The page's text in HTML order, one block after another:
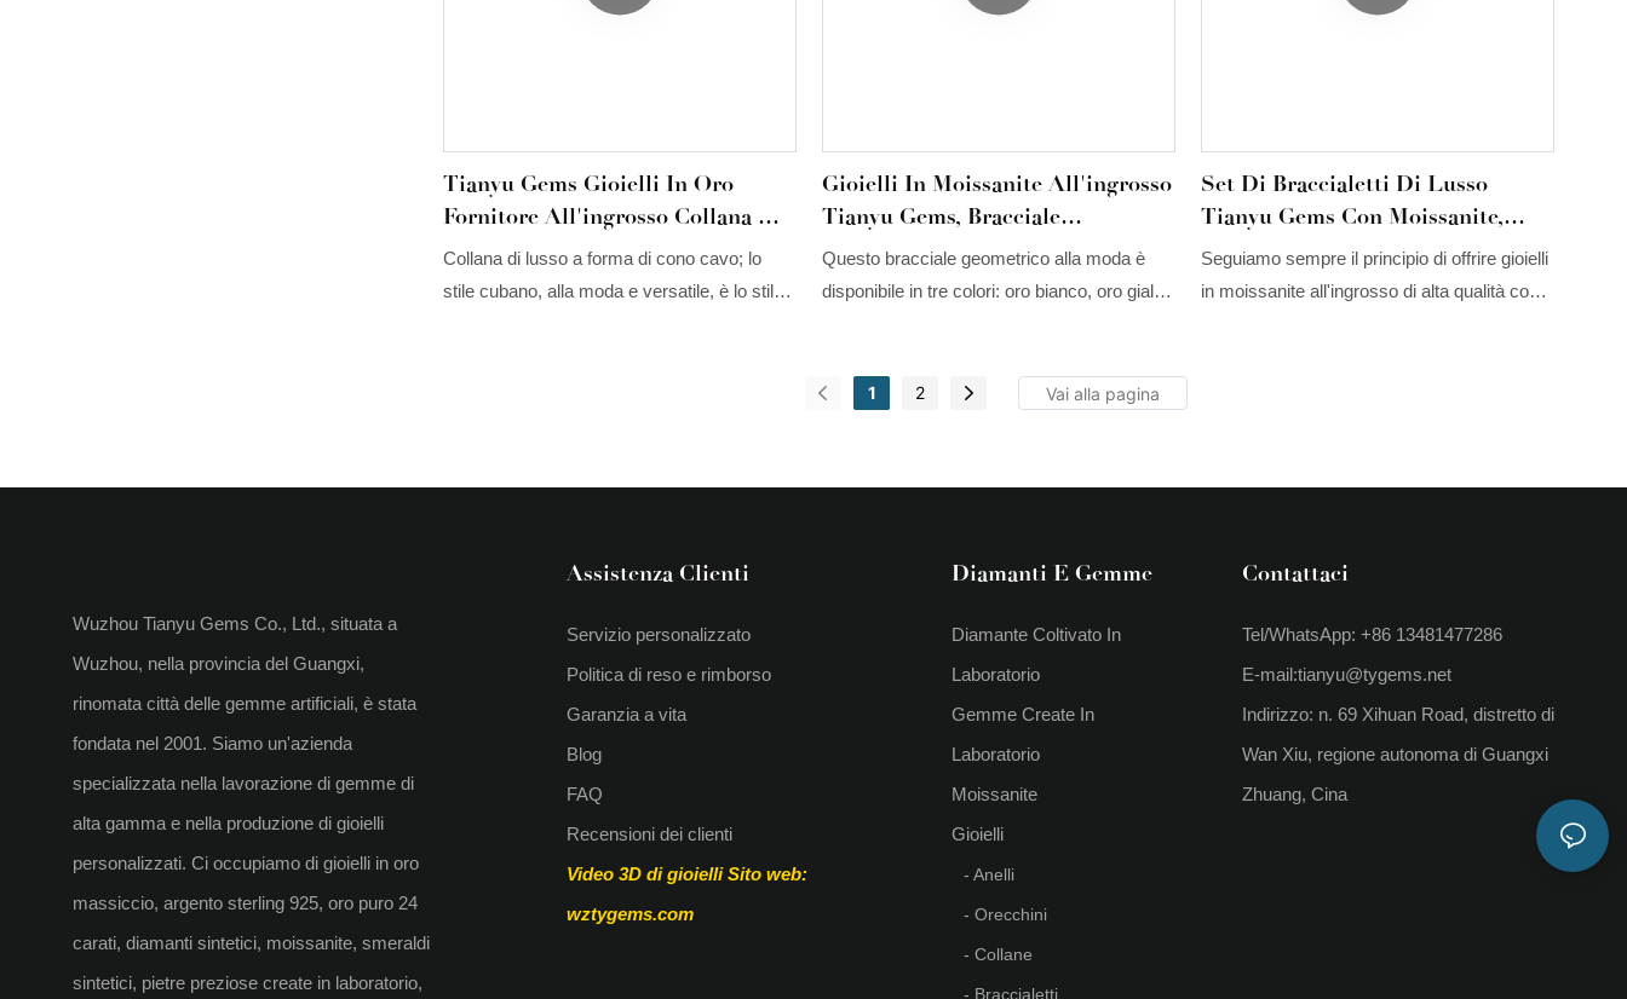
Tianyu Gems Gioielli In Oro
Fornitore All'ingrosso Collana Di
Lusso A Cono Stile Cubano
Gioielli In Moissanite All'ingrosso
Collana di lusso a forma di cono cavo; lo
stile cubano, alla moda e versatile, è lo stile
Gioielli In Moissanite All'ingrosso
Tianyu Gems, Bracciale
Geometrico In Moissanite E
Diamanti In Argento 925.
Questo bracciale geometrico alla moda è
disponibile in tre colori: oro bianco, oro giallo
diamanti è ampiamente offerto nel settore
Set Di Braccialetti Di Lusso
Tianyu Gems Con Moissanite,
Diamanti Gialli E Bianchi,
Bracciale Interamente Tempestato
Seguiamo sempre il principio di offrire gioielli
in moissanite all'ingrosso di alta qualità con
1 2
Wuzhou Tianyu Gems Co., Ltd., situata a
Wuzhou, nella provincia del Guangxi,
rinomata città delle gemme artificiali, è stata
fondata nel 2001. Siamo un'azienda
specializzata nella lavorazione di gemme di
alta gamma e nella produzione di gioielli
personalizzati. Ci occupiamo di gioielli in oro
massiccio, argento sterling 925, oro puro 24
carati, diamanti sintetici, moissanite, smeraldi
sintetici, pietre preziose create in laboratorio,
Assistenza Clienti
Servizio personalizzato
Politica di reso e rimborso
Garanzia a vita
Blog
FAQ
Recensioni dei clienti
Video 3D di gioielli Sito web:
wztygems.com
Diamanti E Gemme
Diamante Coltivato In
Laboratorio
Gemme Create In
Laboratorio
Moissanite
Gioielli
- Anelli
- Orecchini
- Collane
- Braccialetti
Contattaci
Tel/WhatsApp: +86 13481477286
E-mail:tianyu@tygems.net
Indirizzo: n. 69 Xihuan Road, distretto di
Wan Xiu, regione autonoma di Guangxi
Zhuang, Cina